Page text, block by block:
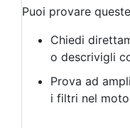
Bar/Ristorante
Albergo
Laboratorio
Negozio/locale
Agriturismo
Magazzini
Puoi provare
Chiedi
o descrivigli
Prova ad
i filtri nel